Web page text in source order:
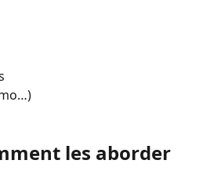
les aborder